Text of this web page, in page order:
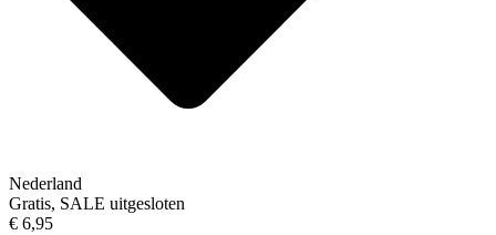
Nederland
Gratis, SALE uitgesloten
€ 6,95